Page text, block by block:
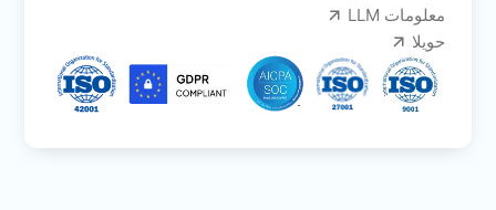
معلومات LLM
حويلا